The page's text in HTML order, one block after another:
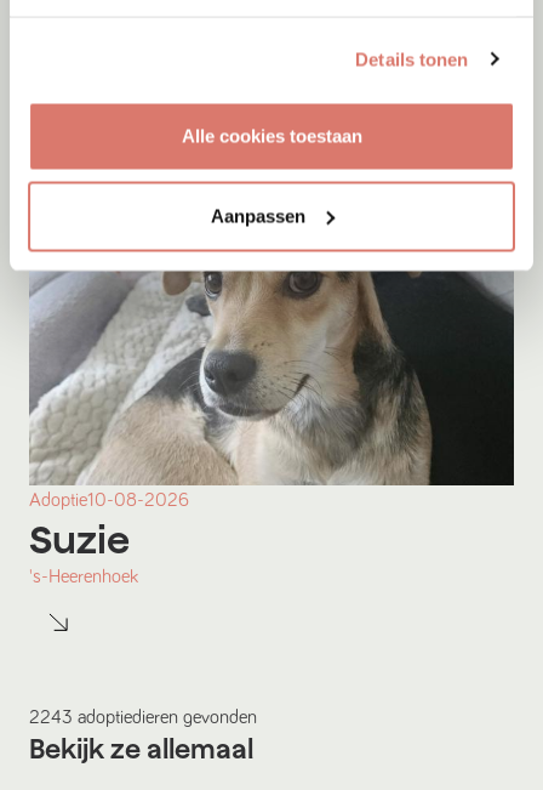
Details tonen
Alle cookies toestaan
Aanpassen
Adoptie10-08-2026
Suzie
's-Heerenhoek
2243 adoptiedieren gevonden
Bekijk ze allemaal